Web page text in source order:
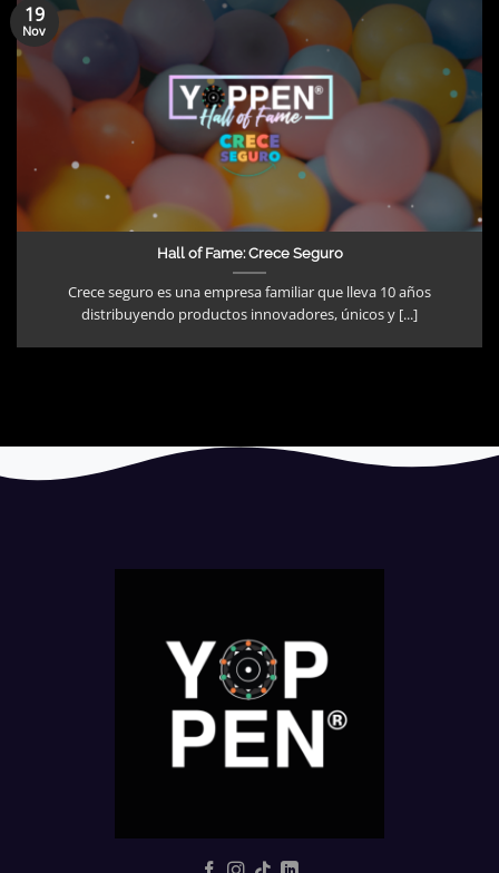
Hall of Fame: Crece Seguro
Crece seguro es una empresa familiar que lleva 10 años
distribuyendo productos innovadores, únicos y [...]
19
Nov